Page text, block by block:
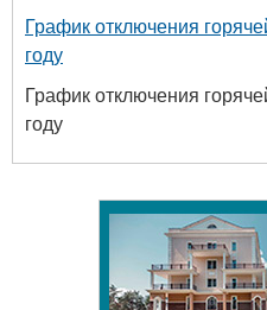
График отключения
году
График отключения
году